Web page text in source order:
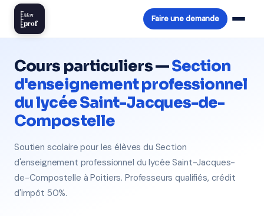
Mon
prof Faire une demande
Cours particuliers —Section
d'enseignement professionnel
du lycée Saint-Jacques-de-
Compostelle
Soutien scolaire pour les élèves du Section
d'enseignement professionnel du lycée Saint-Jacques-
de-Compostelle à Poitiers. Professeurs qualifiés, crédit
d'impôt 50%.